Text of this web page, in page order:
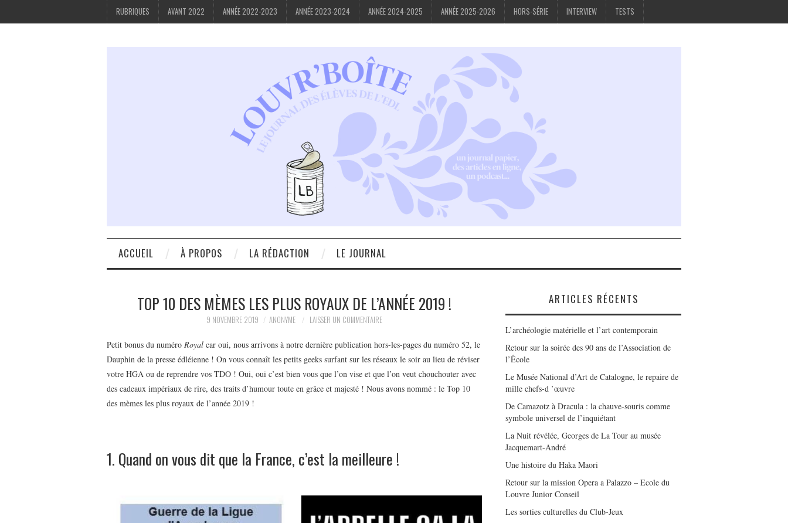
RUBRIQUES AVANT 2022 ANNÉE 2022-2023 ANNÉE 2023-2024 ANNÉE 2024-2025 ANNÉE 2025-2026 HORS-SÉRIE INTERVIEW TESTS
ACCUEIL À PROPOS LA RÉDACTION LE JOURNAL
TOP 10 DES MÈMES LES PLUS ROYAUX DE L’ANNÉE 2019 !
9 NOVEMBRE 2019 ANONYME LAISSER UN COMMENTAIRE
Petit bonus du numéro Royal car oui, nous arrivons à notre dernière publication hors-les-pages du numéro 52, le
Dauphin de la presse édléienne ! On vous connaît les petits geeks surfant sur les réseaux le soir au lieu de réviser
votre HGA ou de reprendre vos TDO ! Oui, oui c’est bien vous que l’on vise et que l’on veut chouchouter avec
des cadeaux impériaux de rire, des traits d’humour toute en grâce et majesté ! Nous avons nommé : le Top 10
des mèmes les plus royaux de l’année 2019 !
1. Quand on vous dit que la France, c’est la meilleure !
ARTICLES RÉCENTS
L’archéologie matérielle et l’art contemporain
Retour sur la soirée des 90 ans de l’Association de
l’École
Le Musée National d’Art de Catalogne, le repaire de
mille chefs-d ’œuvre
De Camazotz à Dracula : la chauve-souris comme
symbole universel de l’inquiétant
La Nuit révélée, Georges de La Tour au musée
Jacquemart-André
Une histoire du Haka Maori
Retour sur la mission Opera a Palazzo – Ecole du
Louvre Junior Conseil
Les sorties culturelles du Club-Jeux